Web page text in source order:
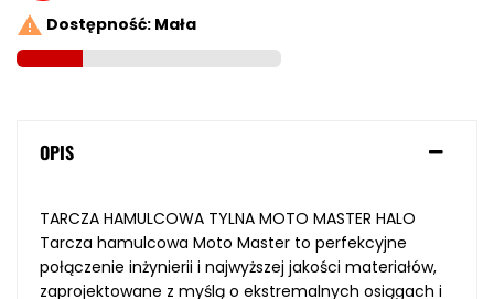
 Dostępność: Mała
OPIS
TARCZA HAMULCOWA TYLNA MOTO MASTER HALO
Tarcza hamulcowa Moto Master to perfekcyjne
połączenie inżynierii i najwyższej jakości materiałów,
zaprojektowane z myślą o ekstremalnych osiągach i